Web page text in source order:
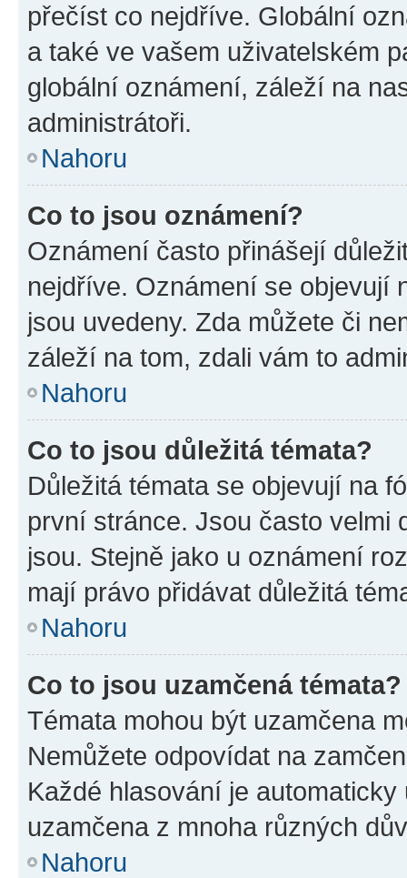
přečíst co nejdříve. Globální
a také ve vašem uživatelském
globální oznámení, záleží na
administrátoři.
Nahoru
Co to jsou oznámení?
Oznámení často přinášejí
nejdříve. Oznámení se objevují
jsou uvedeny. Zda můžete či
záleží na tom, zdali vám to
Nahoru
Co to jsou důležitá témata?
Důležitá témata se objevují na
první stránce. Jsou často velmi
jsou. Stejně jako u oznámení
mají právo přidávat důležitá
Nahoru
Co to jsou uzamčená témata?
Témata mohou být uzamčena
Nemůžete odpovídat na
Každé hlasování je
uzamčena z mnoha různých
Nahoru